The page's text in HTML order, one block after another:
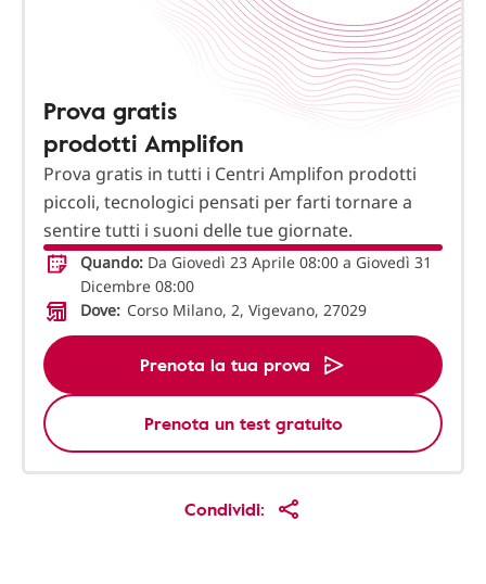
Prova gratis
prodotti Amplifon
Prova gratis in tutti i Centri Amplifon prodotti
piccoli, tecnologici pensati per farti tornare a
sentire tutti i suoni delle tue giornate.
Quando: Da Giovedì 23 Aprile 08:00 a Giovedì 31
Dicembre 08:00
Dove: Corso Milano, 2, Vigevano, 27029
Prenota la tua prova
Prenota un test gratuito
Condividi: